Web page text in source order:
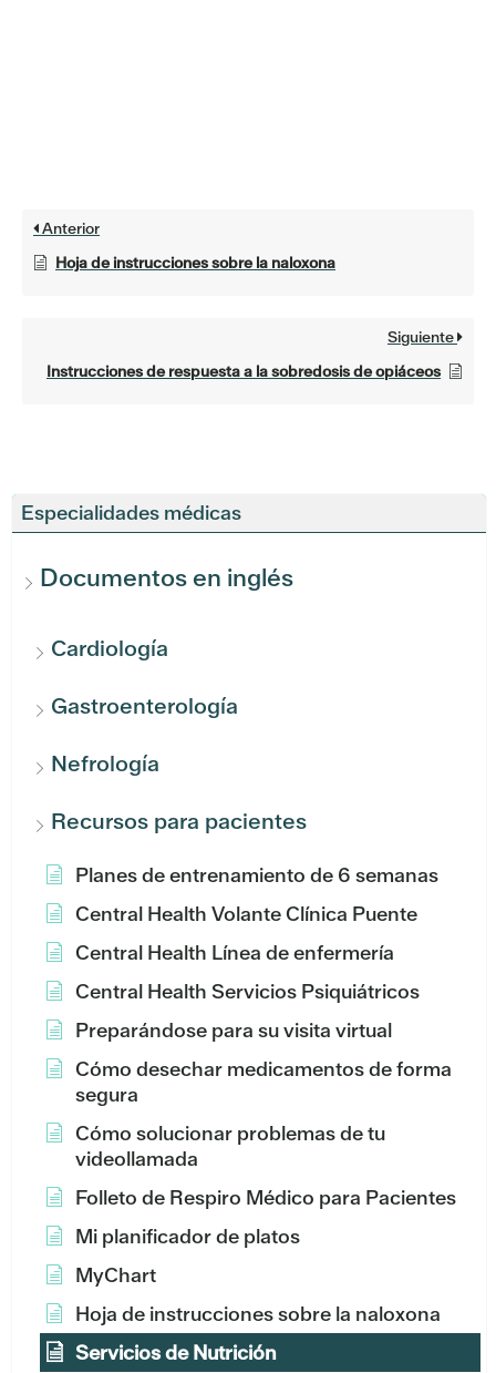
Especialidades médicas
Documentos en inglés
Cardiología
Gastroenterología
Nefrología
Recursos para pacientes
Planes de entrenamiento de 6 semanas
Central Health Volante Clínica Puente
Central Health Línea de enfermería
Central Health Servicios Psiquiátricos
Preparándose para su visita virtual
Cómo desechar medicamentos de forma
segura
Cómo solucionar problemas de tu
videollamada
Folleto de Respiro Médico para Pacientes
Mi planificador de platos
MyChart
Hoja de instrucciones sobre la naloxona
Servicios de Nutrición
Anterior
Hoja de instrucciones sobre la naloxona
Siguiente
Instrucciones de respuesta a la sobredosis de opiáceos